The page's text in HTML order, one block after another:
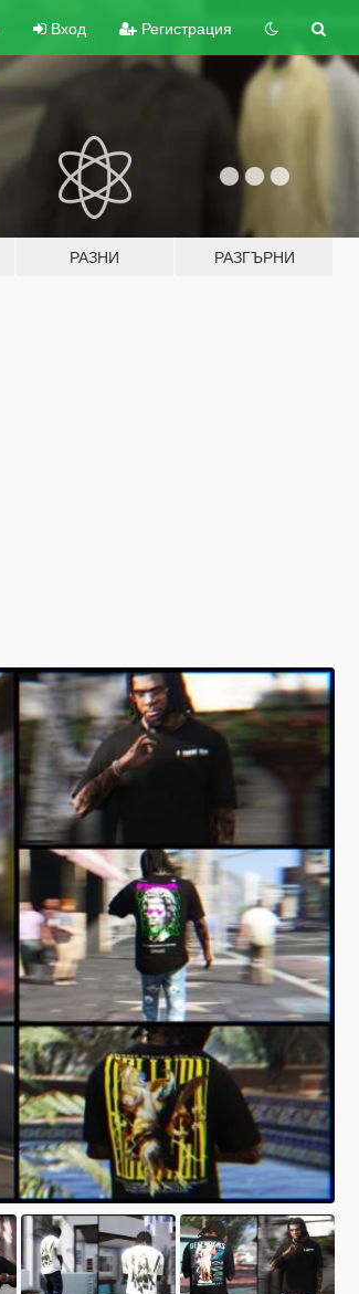
Вход Регистрация
РАЗНИ РАЗГЪРНИ